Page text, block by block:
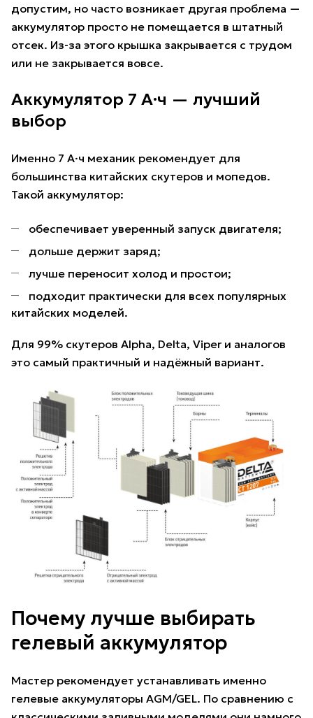
допустим, но часто возникает другая проблема —
аккумулятор просто не помещается в штатный
отсек. Из-за этого крышка закрывается с трудом
или не закрывается вовсе.
Аккумулятор 7 А·ч — лучший
выбор
Именно 7 А·ч механик рекомендует для
большинства китайских скутеров и мопедов.
Такой аккумулятор:
обеспечивает уверенный запуск двигателя;
дольше держит заряд;
лучше переносит холод и простои;
подходит практически для всех популярных
китайских моделей.
Для 99% скутеров Alpha, Delta, Viper и аналогов
это самый практичный и надёжный вариант.
Почему лучше выбирать
гелевый аккумулятор
Мастер рекомендует устанавливать именно
гелевые аккумуляторы AGM/GEL. По сравнению с